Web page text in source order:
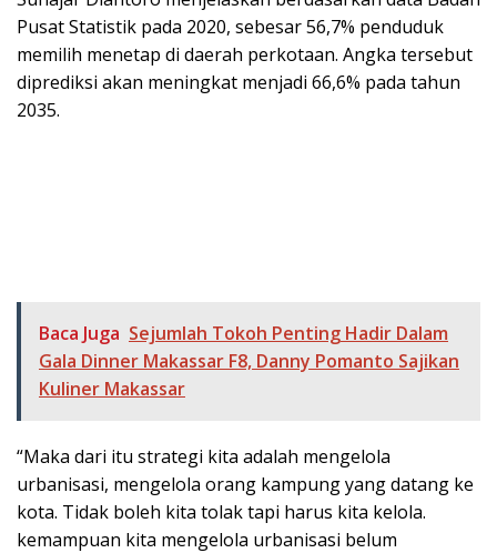
Pusat Statistik pada 2020, sebesar 56,7% penduduk
memilih menetap di daerah perkotaan. Angka tersebut
diprediksi akan meningkat menjadi 66,6% pada tahun
2035.
Baca Juga Sejumlah Tokoh Penting Hadir Dalam
Gala Dinner Makassar F8, Danny Pomanto Sajikan
Kuliner Makassar
“Maka dari itu strategi kita adalah mengelola
urbanisasi, mengelola orang kampung yang datang ke
kota. Tidak boleh kita tolak tapi harus kita kelola.
kemampuan kita mengelola urbanisasi belum